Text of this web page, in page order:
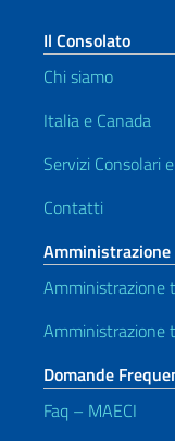
Il Consolato
Chi siamo
Italia e Canada
Servizi Consolari
Contatti
Amministrazione
Amministrazione
Domande
Faq – MAECI